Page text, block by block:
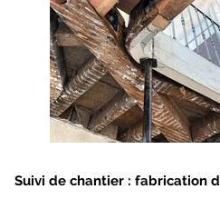
Suivi de chantier : fabrication